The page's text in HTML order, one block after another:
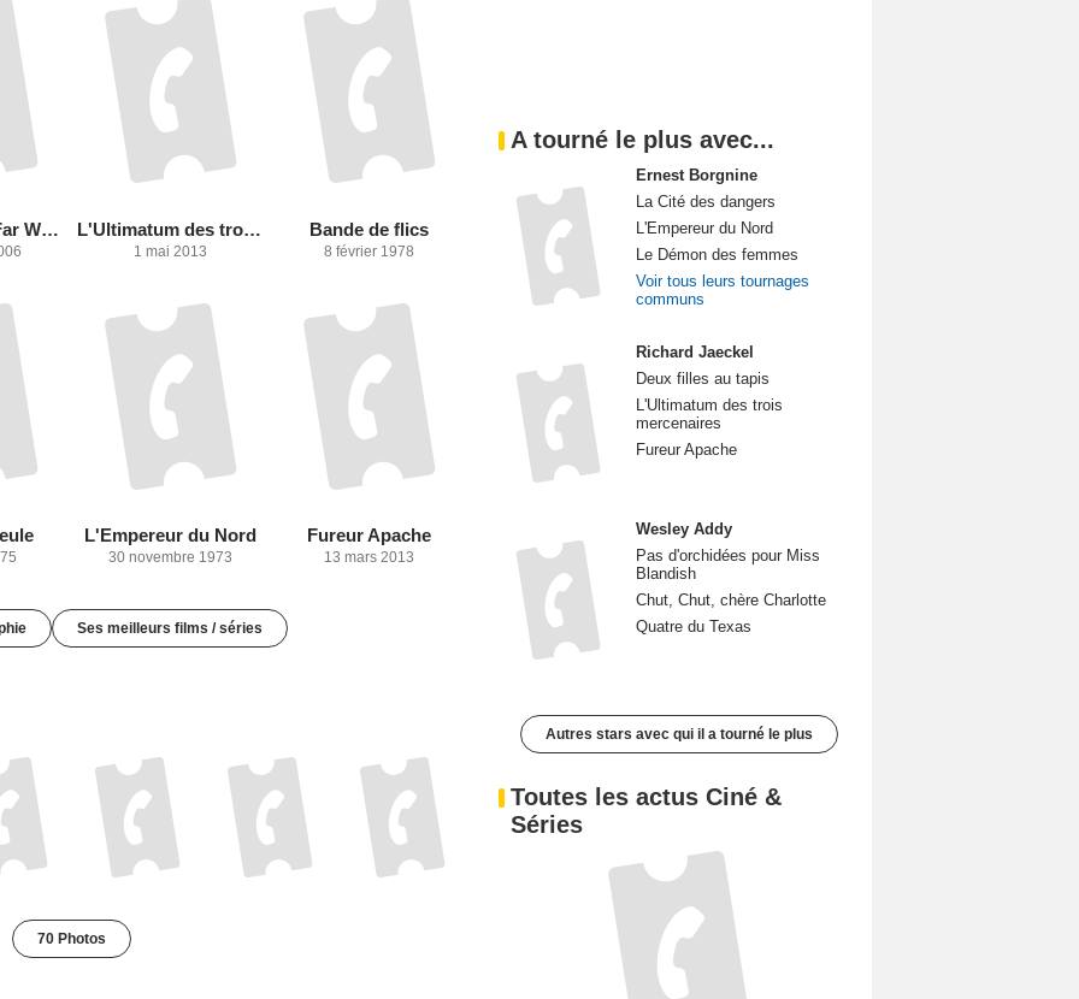
Un rabbin au Far West L'Ultimatum des trois mercenaires
1 mai 2013
Bande de flics
8 février 1978
L'Empereur du Nord
30 novembre 1973
Fureur Apache
13 mars 2013
Ses meilleurs films / séries
70 Photos
A tourné le plus avec...
Ernest Borgnine
La Cité des dangers
L'Empereur du Nord
Le Démon des femmes
Voir tous leurs tournages
communs
Richard Jaeckel
Deux filles au tapis
L'Ultimatum des trois
mercenaires
Fureur Apache
Wesley Addy
Pas d'orchidées pour Miss
Blandish
Chut, Chut, chère Charlotte
Quatre du Texas
Autres stars avec qui il a tourné le plus
Toutes les actus Ciné &
Séries